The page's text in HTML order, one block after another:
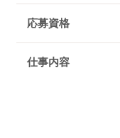
応募資格
仕事内容